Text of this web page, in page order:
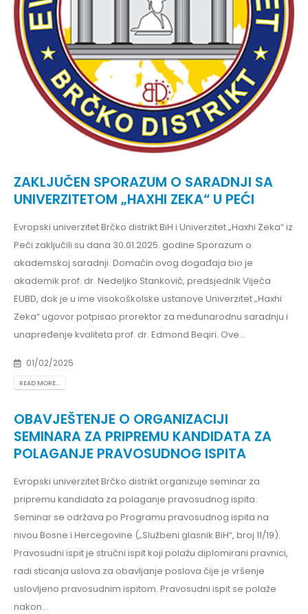
ZAKLJUČEN SPORAZUM O SARADNJI SA
UNIVERZITETOM „HAXHI ZEKA“ U PEĆI
Evropski univerzitet Brčko distrikt BiH i Univerzitet „Haxhi Zeka“ iz
Peći zaključili su dana 30.01.2025. godine Sporazum o
akademskoj saradnji. Domaćin ovog događaja bio je
akademik prof. dr. Nedeljko Stanković, predsjednik Vijeća
EUBD, dok je u ime visokoškolske ustanove Univerzitet „Haxhi
Zeka“ ugovor potpisao prorektor za međunarodnu saradnju i
unapređenje kvaliteta prof. dr. Edmond Beqiri. Ove...
01/02/2025
READ MORE...
OBAVJEŠTENJE O ORGANIZACIJI
SEMINARA ZA PRIPREMU KANDIDATA ZA
POLAGANJE PRAVOSUDNOG ISPITA
Evropski univerzitet Brčko distrikt organizuje seminar za
pripremu kandidata za polaganje pravosudnog ispita.
Seminar se održava po Programu pravosudnog ispita na
nivou Bosne i Hercegovine („Službeni glasnik BiH“, broj 11/19).
Pravosudni ispit je stručni ispit koji polažu diplomirani pravnici,
radi sticanja uslova za obavljanje poslova čije je vršenje
uslovljeno pravosudnim ispitom. Pravosudni ispit se polaže
nakon...